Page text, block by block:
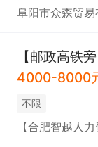
阜阳市众森贸易
【邮政高铁
4000-8000
不限